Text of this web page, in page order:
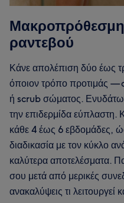
Μακροπρόθεσμη
ραντεβού
Κάνε απολέπιση δύο έως
όποιον τρόπο προτιμάς —
ή scrub σώματος.
την επιδερμίδα εύπλαστη.
κάθε 4 έως 6 εβδομάδες,
διαδικασία με τον κύκλο
καλύτερα αποτελέσματα.
σου μετά από μερικές
ανακαλύψεις τι λειτουργεί